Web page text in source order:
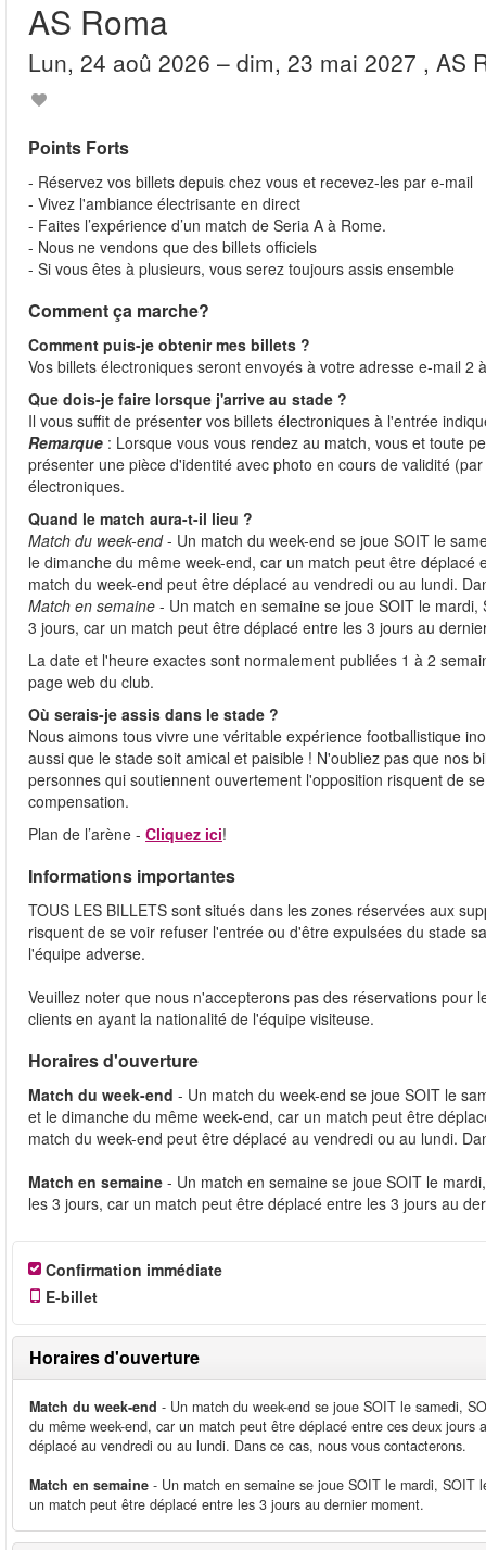
AS Roma
lun, 24 aoû 2026 – dim, 23 mai 2027 , AS
Points Forts
- Réservez vos billets depuis chez vous et recevez-les par e-mail
- Vivez l'ambiance électrisante en direct
- Faites l’expérience d’un match de Seria A à Rome.
- Nous ne vendons que des billets officiels
- Si vous êtes à plusieurs, vous serez toujours assis ensemble
Comment ça marche?
Comment puis-je obtenir mes billets ?
Vos billets électroniques seront envoyés à votre adresse e-mail 2
Que dois-je faire lorsque j'arrive au stade ?
Il vous suffit de présenter vos billets électroniques à l'entrée
Remarque : Lorsque vous vous rendez au match, vous et toute
présenter une pièce d'identité avec photo en cours de validité
électroniques.
Quand le match aura-t-il lieu ?
Match du week-end- Un match du week-end se joue SOIT le
le dimanche du même week-end, car un match peut être
match du week-end peut être déplacé au vendredi ou au lundi.
Match en semaine - Un match en semaine se joue SOIT le
3 jours, car un match peut être déplacé entre les 3 jours au
La date et l'heure exactes sont normalement publiées 1 à 2
page web du club.
Où serais-je assis dans le stade ?
Nous aimons tous vivre une véritable expérience footballistique
aussi que le stade soit amical et paisible ! N'oubliez pas que nos
personnes qui soutiennent ouvertement l'opposition risquent de
compensation.
Plan de l’arène - Cliquez ici!
Informations importantes
TOUS LES BILLETS sont situés dans les zones réservées aux
risquent de se voir refuser l'entrée ou d'être expulsées du stade
l'équipe adverse.
Veuillez noter que nous n'accepterons pas des réservations
clients en ayant la nationalité de l'équipe visiteuse.
Horaires d'ouverture
Match du week-end - Un match du week-end se joue SOIT le
et le dimanche du même week-end, car un match peut être
match du week-end peut être déplacé au vendredi ou au lundi.
Match en semaine - Un match en semaine se joue SOIT le
les 3 jours, car un match peut être déplacé entre les 3 jours au
Confirmation immédiate
E-billet
Horaires d'ouverture
Match du week-end - Un match du week-end se joue SOIT le samedi,
du même week-end, car un match peut être déplacé entre ces deux
déplacé au vendredi ou au lundi. Dans ce cas, nous vous contacterons.
Match en semaine - Un match en semaine se joue SOIT le mardi, SOIT
un match peut être déplacé entre les 3 jours au dernier moment.